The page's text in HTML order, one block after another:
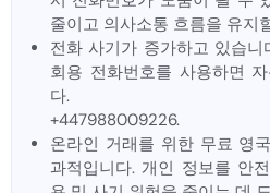
줄이고 의사소통 흐름을 유지
전화 사기가 증가하고 있습
회용 전화번호를 사용하면
다.
+447988009226.
온라인 거래를 위한 무료 영
과적입니다. 개인 정보를 안